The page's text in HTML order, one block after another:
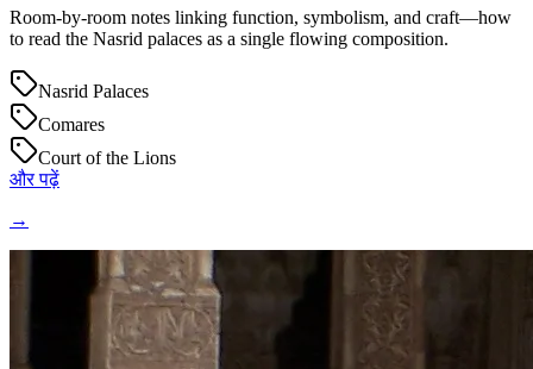
Room-by-room notes linking function, symbolism, and craft—how
to read the Nasrid palaces as a single flowing composition.
Nasrid Palaces
Comares
Court of the Lions
और पढ़ें
→